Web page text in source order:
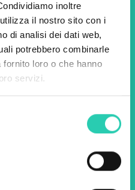
inoltre
il nostro sito con i
di analisi dei dati web,
potrebbero combinarle
loro o che hanno
servizi.
2025 per
nostre